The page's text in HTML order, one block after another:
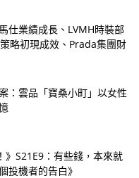
仕業績成長、LVMH時裝部
略初現成效、Prada集團財
：雲品「寶桑小町」以女性
》S21E9：有些錢，本來就
機者的告白》